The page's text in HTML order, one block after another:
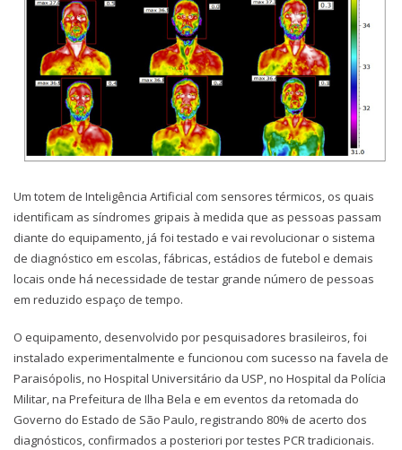
Um totem de Inteligência Artificial com sensores térmicos, os quais
identificam as síndromes gripais à medida que as pessoas passam
diante do equipamento, já foi testado e vai revolucionar o sistema
de diagnóstico em escolas, fábricas, estádios de futebol e demais
locais onde há necessidade de testar grande número de pessoas
em reduzido espaço de tempo.
O equipamento, desenvolvido por pesquisadores brasileiros, foi
instalado experimentalmente e funcionou com sucesso na favela de
Paraisópolis, no Hospital Universitário da USP, no Hospital da Polícia
Militar, na Prefeitura de Ilha Bela e em eventos da retomada do
Governo do Estado de São Paulo, registrando 80% de acerto dos
diagnósticos, confirmados a posteriori por testes PCR tradicionais.